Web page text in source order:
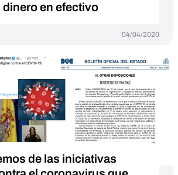
en efectivo
04/04/2020
de las iniciativas